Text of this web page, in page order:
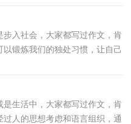
入社会，大家都写过作文，肯
锻炼我们的独处习惯，让自己
所见过的作文是什...
生活中，大家都写过作文，肯
人的思想考虑和语言组织，通